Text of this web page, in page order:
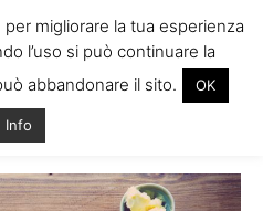
migliorare la tua esperienza
l’uso si può continuare la
abbandonare il sito.
OK
Info